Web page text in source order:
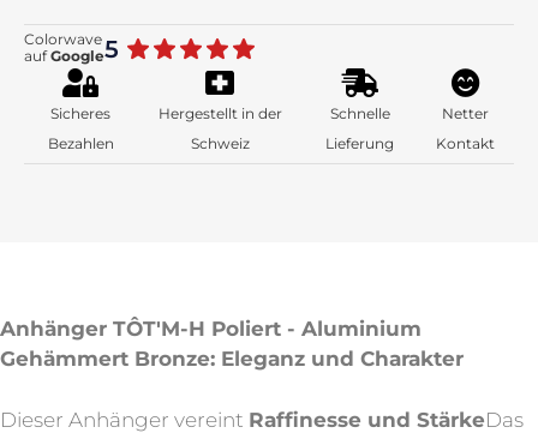
Colorwave
aufGoogle5
Sicheres
Bezahlen
Hergestellt in der
Schweiz
Schnelle
Lieferung
Netter
Kontakt
Anhänger TÔT'M-H Poliert - Aluminium
Gehämmert Bronze: Eleganz und Charakter
Dieser Anhänger vereint Raffinesse und StärkeDas